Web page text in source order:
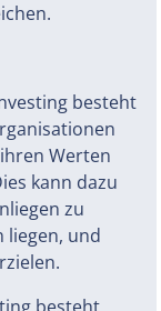
besteht
Werten
kann dazu
zu
liegen, und